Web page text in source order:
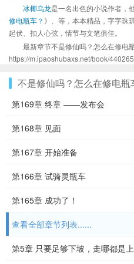
冰椰乌龙是一名出色的小说作者，
修电瓶车？ 》、等，本本精品，字字珠
起伏、扣人心弦，情节与文笔俱佳。
最新章节不是修仙吗？怎么在修电
https://m.ipaoshubaxs.net/book/
不是修仙吗？怎么在修电瓶
第169章 终章 ——发布会
第168章 见面
第167章 开始准备
第166章 试骑灵瓶车
第165章 成功了！
查看全部章节列表......
第5章 只要足够下坡，走哪都是